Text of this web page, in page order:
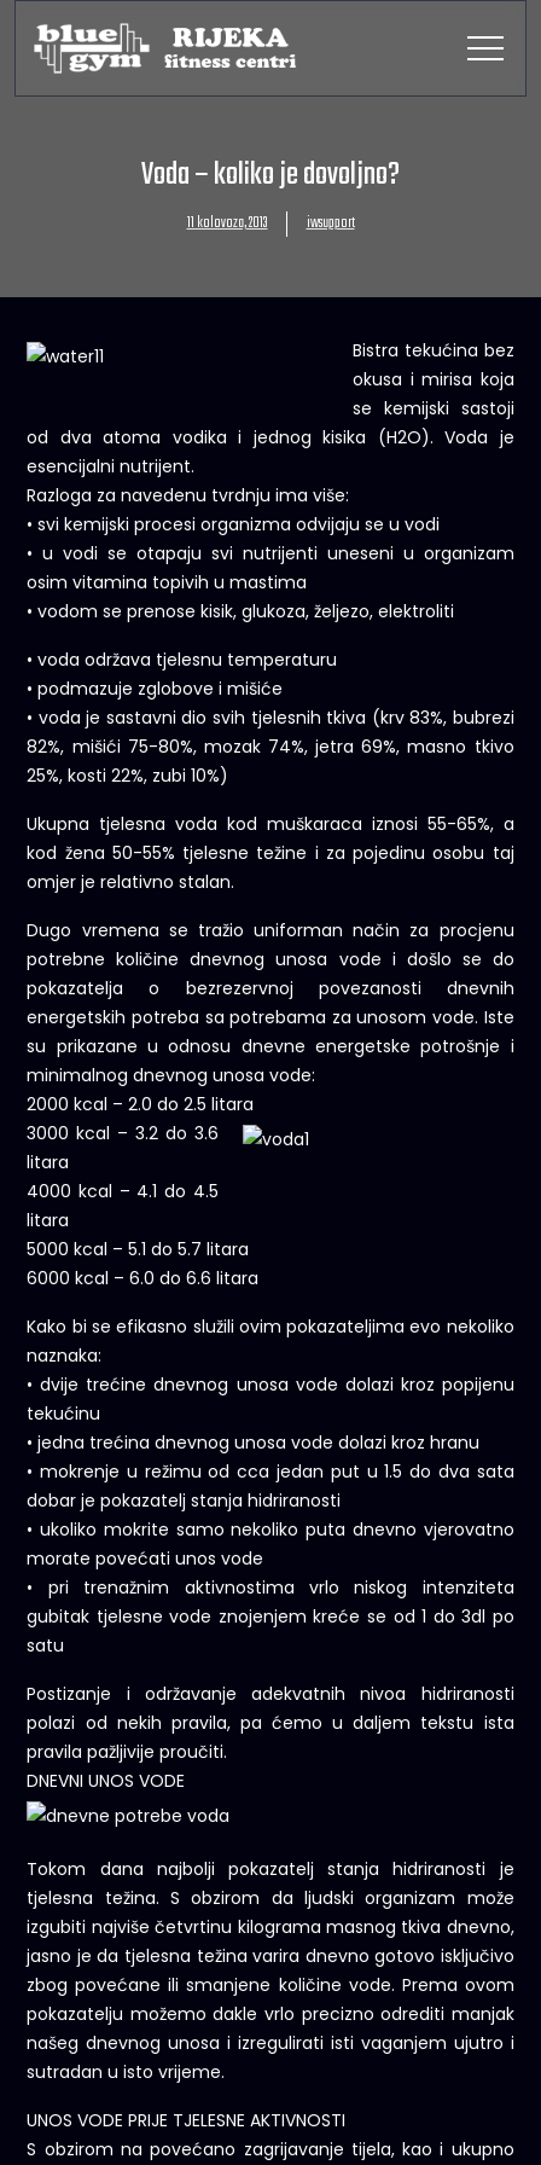
Voda – koliko je dovoljno?
11 kolovoza, 2013 iwsupport
Bistra tekućina bez
okusa i mirisa koja
se kemijski sastoji
od dva atoma vodika i jednog kisika (H2O). Voda je
esencijalni nutrijent.
Razloga za navedenu tvrdnju ima više:
• svi kemijski procesi organizma odvijaju se u vodi
• u vodi se otapaju svi nutrijenti uneseni u organizam
osim vitamina topivih u mastima
• vodom se prenose kisik, glukoza, željezo, elektroliti
• voda održava tjelesnu temperaturu
• podmazuje zglobove i mišiće
• voda je sastavni dio svih tjelesnih tkiva (krv 83%, bubrezi
82%, mišići 75-80%, mozak 74%, jetra 69%, masno tkivo
25%, kosti 22%, zubi 10%)
Ukupna tjelesna voda kod muškaraca iznosi 55-65%, a
kod žena 50-55% tjelesne težine i za pojedinu osobu taj
omjer je relativno stalan.
Dugo vremena se tražio uniforman način za procjenu
potrebne količine dnevnog unosa vode i došlo se do
pokazatelja o bezrezervnoj povezanosti dnevnih
energetskih potreba sa potrebama za unosom vode. Iste
su prikazane u odnosu dnevne energetske potrošnje i
minimalnog dnevnog unosa vode:
2000 kcal – 2.0 do 2.5 litara
3000 kcal – 3.2 do 3.6
litara
4000 kcal – 4.1 do 4.5
litara
5000 kcal – 5.1 do 5.7 litara
6000 kcal – 6.0 do 6.6 litara
Kako bi se efikasno služili ovim pokazateljima evo nekoliko
naznaka:
• dvije trećine dnevnog unosa vode dolazi kroz popijenu
tekućinu
• jedna trećina dnevnog unosa vode dolazi kroz hranu
• mokrenje u režimu od cca jedan put u 1.5 do dva sata
dobar je pokazatelj stanja hidriranosti
• ukoliko mokrite samo nekoliko puta dnevno vjerovatno
morate povećati unos vode
• pri trenažnim aktivnostima vrlo niskog intenziteta
gubitak tjelesne vode znojenjem kreće se od 1 do 3dl po
satu
Postizanje i održavanje adekvatnih nivoa hidriranosti
polazi od nekih pravila, pa ćemo u daljem tekstu ista
pravila pažljivije proučiti.
DNEVNI UNOS VODE
Tokom dana najbolji pokazatelj stanja hidriranosti je
tjelesna težina. S obzirom da ljudski organizam može
izgubiti najviše četvrtinu kilograma masnog tkiva dnevno,
jasno je da tjelesna težina varira dnevno gotovo isključivo
zbog povećane ili smanjene količine vode. Prema ovom
pokazatelju možemo dakle vrlo precizno odrediti manjak
našeg dnevnog unosa i izregulirati isti vaganjem ujutro i
sutradan u isto vrijeme.
UNOS VODE PRIJE TJELESNE AKTIVNOSTI
S obzirom na povećano zagrijavanje tijela, kao i ukupno